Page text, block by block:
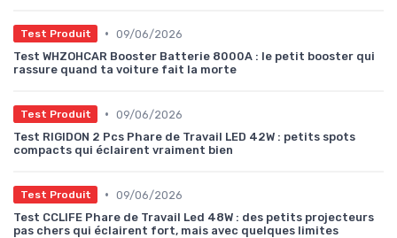
Test Produit • 09/06/2026
Test WHZOHCAR Booster Batterie 8000A : le petit booster qui
rassure quand ta voiture fait la morte
Test Produit • 09/06/2026
Test RIGIDON 2 Pcs Phare de Travail LED 42W : petits spots
compacts qui éclairent vraiment bien
Test Produit • 09/06/2026
Test CCLIFE Phare de Travail Led 48W : des petits projecteurs
pas chers qui éclairent fort, mais avec quelques limites